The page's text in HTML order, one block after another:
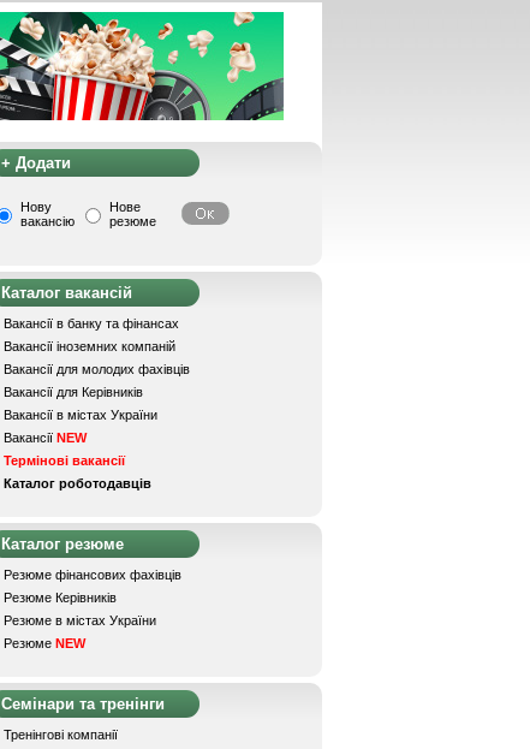
+ Додати
Нову
вакансію
Нове
резюме
Каталог вакансій
Вакансії в банку та фінансах
Вакансії іноземних компаній
Вакансії для молодих фахівців
Вакансії для Керівників
Вакансії в містах України
Вакансії NEW
Термінові вакансії
Каталог роботодавців
Каталог резюме
Резюме фінансових фахівців
Резюме Керівників
Резюме в містах України
Резюме NEW
Семінари та тренінги
Тренінгові компанії